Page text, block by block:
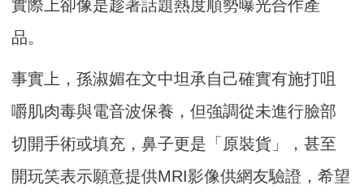
實際上卻像是趁著話題熱度順勢曝光合作產
品。
事實上，孫淑媚在文中坦承自己確實有施打咀
嚼肌肉毒與電音波保養，但強調從未進行臉部
切開手術或填充，鼻子更是「原裝貨」，甚至
開玩笑表示願意提供MRI影像供網友驗證，希望